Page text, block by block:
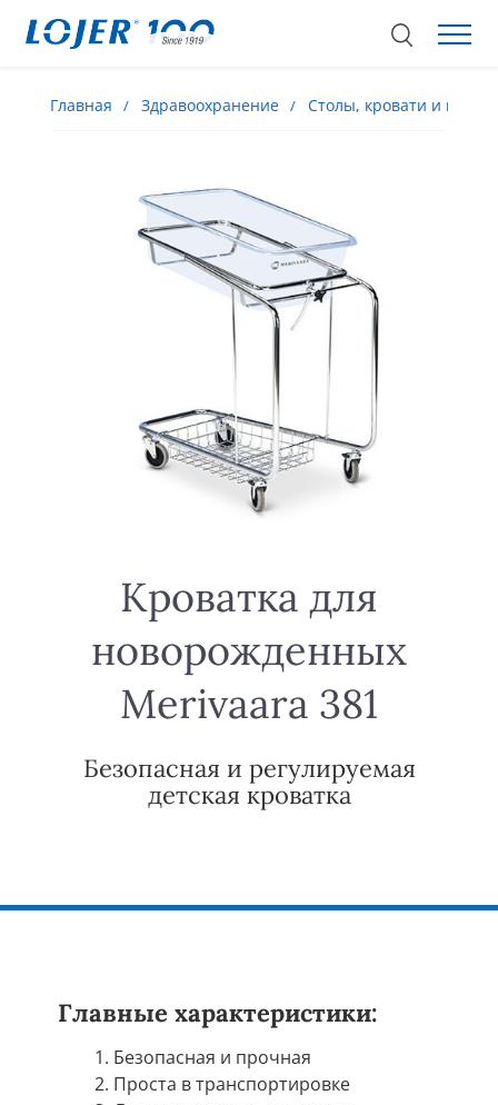
Главная Здравоохранение Столы, кровати и кресла
Кроватка для
новорожденных
Merivaara 381
Безопасная и регулируемая
детская кроватка
Главные характеристики:
Безопасная и прочная
Проста в транспортировке